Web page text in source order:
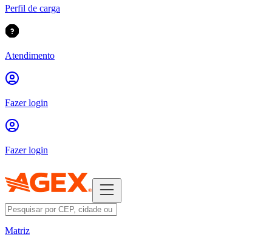
Perfil de carga
Atendimento
Fazer login
Fazer login
Matriz